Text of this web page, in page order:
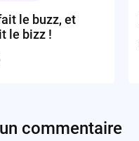
le buzz, et
le bizz !
commentaire